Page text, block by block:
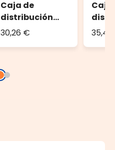
Caja de
distribución
DRiBOX, 285 x
30,26 €
Caja